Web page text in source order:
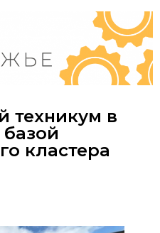
техникум в
кластера